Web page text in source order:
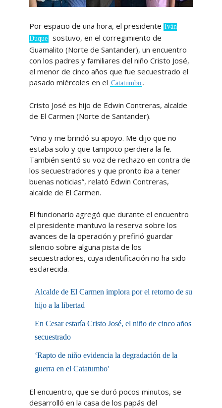
Por espacio de una hora, el presidente Iván
Duque
sostuvo, en el corregimiento de
Guamalito (Norte de Santander), un encuentro
con los padres y familiares del niño Cristo José,
el menor de cinco años que fue secuestrado el
pasado miércoles en el Catatumbo .
Cristo José es hijo de Edwin Contreras, alcalde
de El Carmen (Norte de Santander).
"Vino y me brindó su apoyo. Me dijo que no
estaba solo y que tampoco perdiera la fe.
También sentó su voz de rechazo en contra de
los secuestradores y que pronto iba a tener
buenas noticias”, relató Edwin Contreras,
alcalde de El Carmen.
El funcionario agregó que durante el encuentro
el presidente mantuvo la reserva sobre los
avances de la operación y prefirió guardar
silencio sobre alguna pista de los
secuestradores, cuya identificación no ha sido
esclarecida.
Alcalde de El Carmen implora por el retorno de su
hijo a la libertad
En Cesar estaría Cristo José, el niño de cinco años
secuestrado
‘Rapto de niño evidencia la degradación de la
guerra en el Catatumbo'
El encuentro, que se duró pocos minutos, se
desarrolló en la casa de los papás del